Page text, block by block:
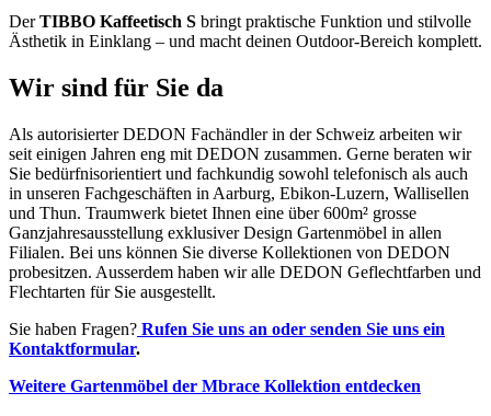
DerTIBBO Kaffeetisch S bringt praktische Funktion und stilvolle
Ästhetik in Einklang – und macht deinen Outdoor-Bereich komplett.
Wir sind für Sie da
Als autorisierter DEDON Fachändler in der Schweiz arbeiten wir
seit einigen Jahren eng mit DEDON zusammen. Gerne beraten wir
Sie bedürfnisorientiert und fachkundig sowohl telefonisch als auch
in unseren Fachgeschäften in Aarburg, Ebikon-Luzern, Wallisellen
und Thun. Traumwerk bietet Ihnen eine über 600m² grosse
Ganzjahresausstellung exklusiver Design Gartenmöbel in allen
Filialen. Bei uns können Sie diverse Kollektionen von DEDON
probesitzen. Ausserdem haben wir alle DEDON Geflechtfarben und
Flechtarten für Sie ausgestellt.
Sie haben Fragen? Rufen Sie uns an oder senden Sie uns ein
Kontaktformular.
Weitere Gartenmöbel der Mbrace Kollektion entdecken